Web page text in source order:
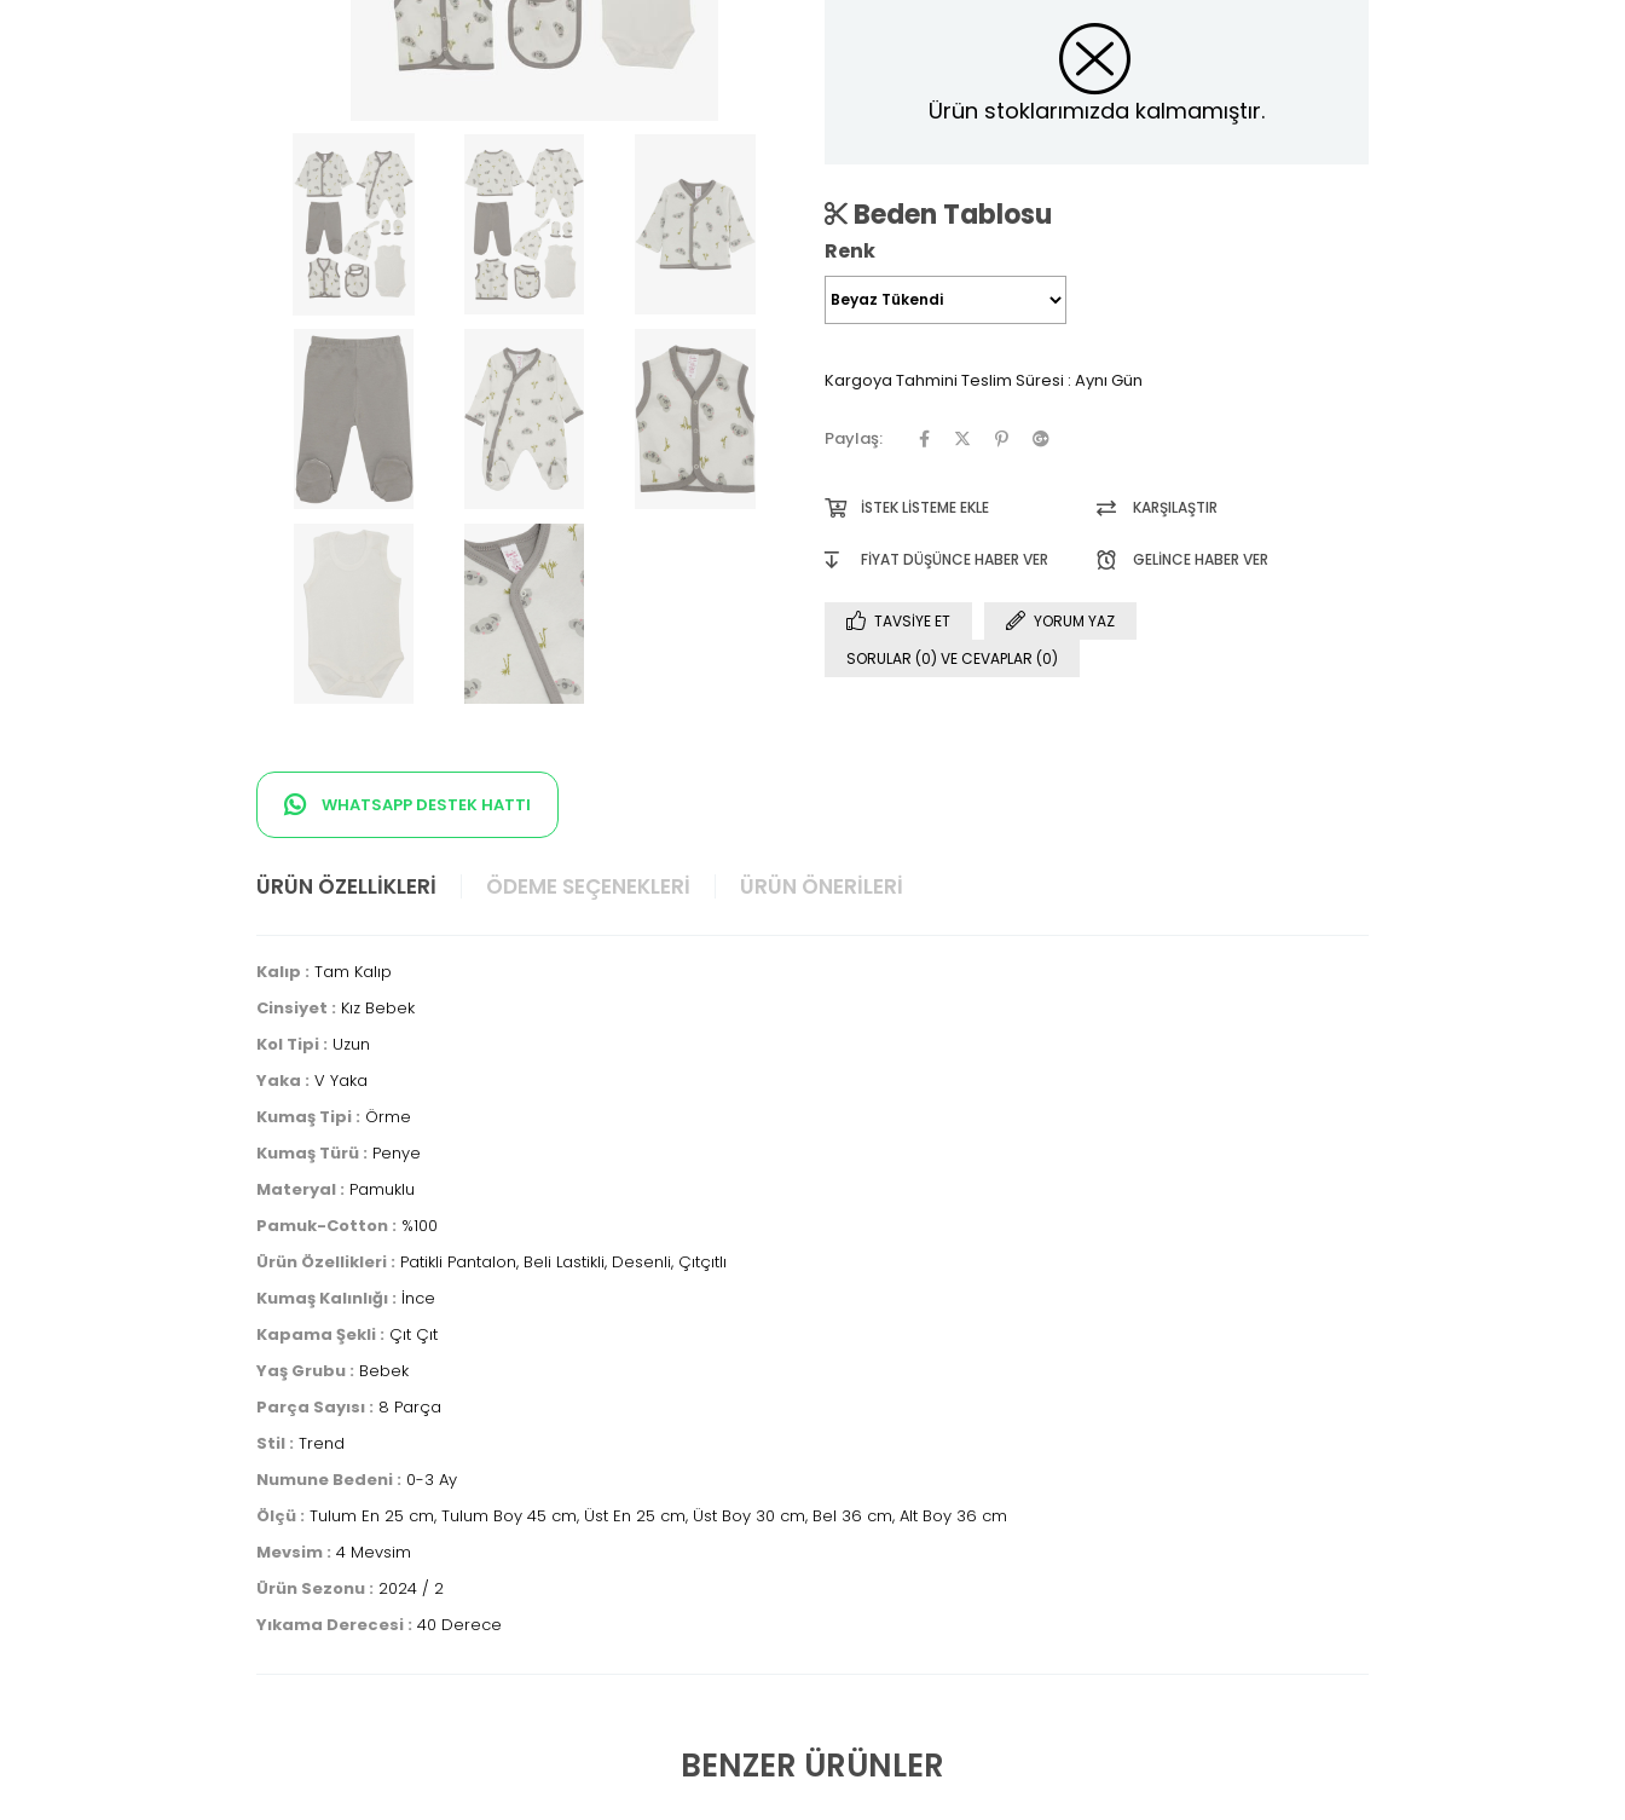
WHATSAPP DESTEK HATTI
Ürün stoklarımızda kalmamıştır.
Beden Tablosu
Renk
Kargoya Tahmini Teslim Süresi : Aynı Gün
Paylaş:
İSTEK LISTEME EKLE KARŞILAŞTIR
FIYAT DÜŞÜNCE HABER VER GELINCE HABER VER
TAVSIYE ET
YORUM YAZ
SORULAR (0) VE CEVAPLAR (0)
ÜRÜN ÖZELLIKLERI ÖDEME SEÇENEKLERI ÜRÜN ÖNERILERI
Kalıp : Tam Kalıp
Cinsiyet : Kız Bebek
Kol Tipi : Uzun
Yaka : V Yaka
Kumaş Tipi : Örme
Kumaş Türü : Penye
Materyal : Pamuklu
Pamuk-Cotton : %100
Ürün Özellikleri : Patikli Pantalon, Beli Lastikli, Desenli, Çıtçıtlı
Kumaş Kalınlığı : İnce
Kapama Şekli : Çıt Çıt
Yaş Grubu : Bebek
Parça Sayısı : 8 Parça
Stil : Trend
Numune Bedeni : 0-3 Ay
Ölçü : Tulum En 25 cm, Tulum Boy 45 cm, Üst En 25 cm, Üst Boy 30 cm, Bel 36 cm, Alt Boy 36 cm
Mevsim : 4 Mevsim
Ürün Sezonu : 2024 / 2
Yıkama Derecesi : 40 Derece
BENZER ÜRÜNLER